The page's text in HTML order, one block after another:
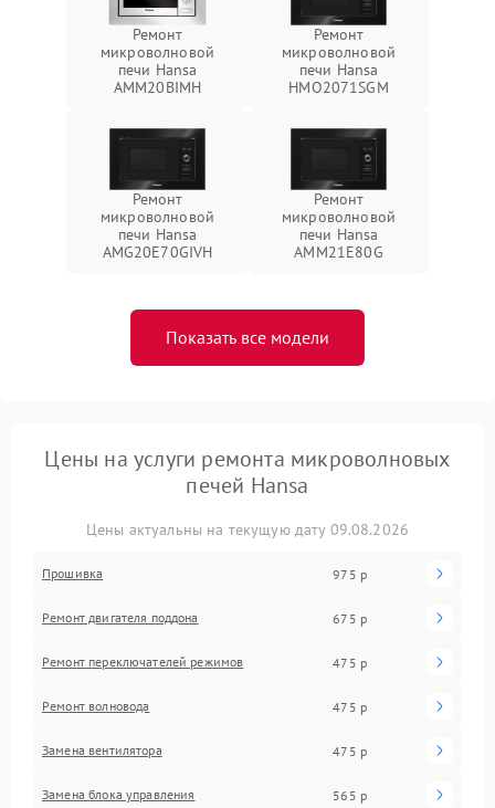
Ремонт
микроволновой
печи Hansa
AMM20BIMH
Ремонт
микроволновой
печи Hansa
HMO2071SGM
Ремонт
микроволновой
печи Hansa
AMG20E70GIVH
Ремонт
микроволновой
печи Hansa
AMM21E80G
Показать все модели
Цены на услуги ремонта микроволновых
печей Hansa
Цены актуальны на текущую дату 09.08.2026
Прошивка 975 р
Ремонт двигателя поддона 675 р
Ремонт переключателей режимов 475 р
Ремонт волновода 475 р
Замена вентилятора 475 р
Замена блока управления 565 р